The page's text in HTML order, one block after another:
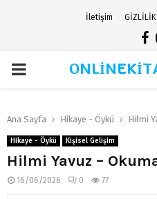
İletişim GİZLİLİK
PRIMARY
Ana Sayfa Hikaye - Öykü Hilmi
Hikaye - Öykü Kişisel Gelişim
Hilmi Yavuz –
16/06/2026 0 77